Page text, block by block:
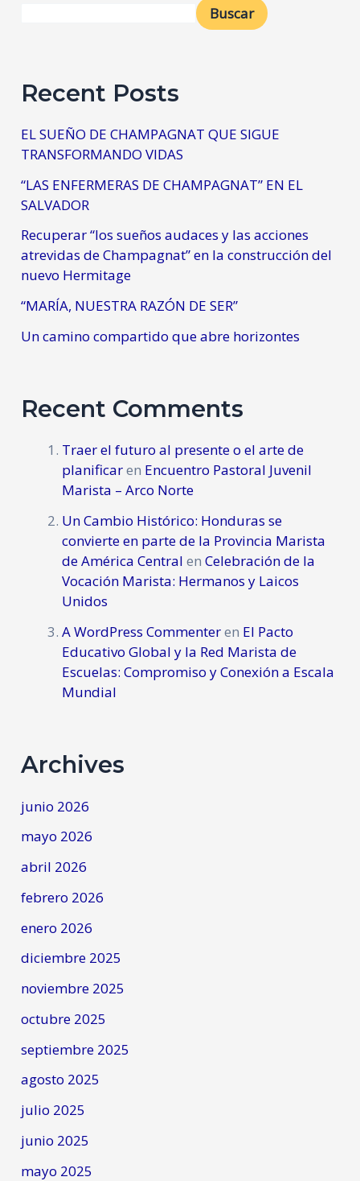
Buscar
Recent Posts
EL SUEÑO DE CHAMPAGNAT QUE SIGUE
TRANSFORMANDO VIDAS
“LAS ENFERMERAS DE CHAMPAGNAT” EN EL
SALVADOR
Recuperar “los sueños audaces y las acciones
atrevidas de Champagnat” en la construcción del
nuevo Hermitage
“MARÍA, NUESTRA RAZÓN DE SER”
Un camino compartido que abre horizontes
Recent Comments
Traer el futuro al presente o el arte de
planificaren Encuentro Pastoral Juvenil
Marista – Arco Norte
Un Cambio Histórico: Honduras se
convierte en parte de la Provincia Marista
de América Central enCelebración de la
Vocación Marista: Hermanos y Laicos
Unidos
A WordPress Commenteren El Pacto
Educativo Global y la Red Marista de
Escuelas: Compromiso y Conexión a Escala
Mundial
Archives
junio 2026
mayo 2026
abril 2026
febrero 2026
enero 2026
diciembre 2025
noviembre 2025
octubre 2025
septiembre 2025
agosto 2025
julio 2025
junio 2025
mayo 2025